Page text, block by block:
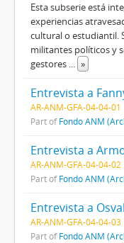
Esta subserie está
experiencias
cultural o estudiantil.
militantes políticos y
gestores ... »
Entrevista a
AR-ANM-GFA-04-04-01
Part ofFondo ANM
Entrevista a
AR-ANM-GFA-04-04-02
Part ofFondo ANM
Entrevista a
AR-ANM-GFA-04-04-03
Part ofFondo ANM